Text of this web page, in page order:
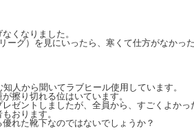
くなりました。
ーグ）を見にいったら、寒くて仕方がなかっ
人から聞いてラブヒール使用しています。
擦り切れる位はいています。
ゼントしましたが、全員から、すごくよか
おります。
れた靴下なのではないでしょうか？